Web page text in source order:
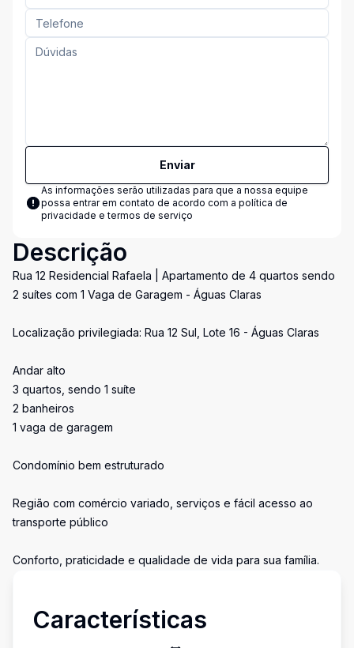
Enviar
As informações serão utilizadas para que a nossa equipe
possa entrar em contato de acordo com a política de
privacidade e termos de serviço
Descrição
Rua 12 Residencial Rafaela | Apartamento de 4 quartos sendo
2 suítes com 1 Vaga de Garagem - Águas Claras
Localização privilegiada: Rua 12 Sul, Lote 16 - Águas Claras
Andar alto
3 quartos, sendo 1 suíte
2 banheiros
1 vaga de garagem
Condomínio bem estruturado
Região com comércio variado, serviços e fácil acesso ao
transporte público
Conforto, praticidade e qualidade de vida para sua família.
Características